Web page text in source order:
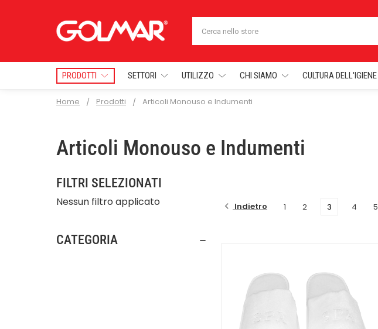
PRODOTTI SETTORI UTILIZZO CHI SIAMO CULTURA DELL'IGIENE
Home Prodotti Articoli Monouso e Indumenti
Articoli Monouso e Indumenti
FILTRI SELEZIONATI
Nessun filtro applicato
CATEGORIA
Indietro 1 2 3 4 5